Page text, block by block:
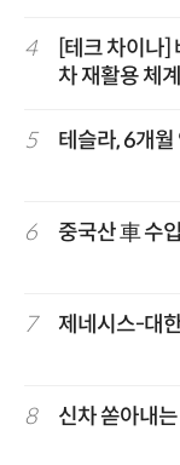
4
[테크 차이나
차 재활용 체
5 테슬라, 6개
6 중국산 車 수
7 제네시스-대
8 신차 쏟아내